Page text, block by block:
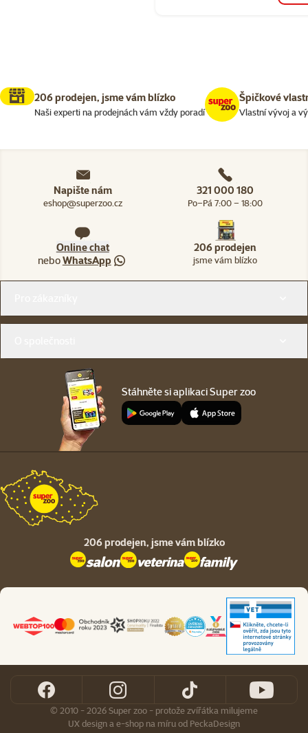
206 prodejen, jsme vám blízko
Naši experti na prodejnách vám vždy poradí
Špičkové
Vlastní vývoj a
Napište nám
eshop@superzoo.cz
321 000 180
Po–Pá 7:00 – 18:00
Online chat
neboWhatsApp
206 prodejen
jsme vám blízko
Stáhněte si aplikaci Super zoo
206 prodejen, jsme vám blízko
© 2010 - 2026 Super zoo - protože zvířátka milujeme
UX designa e-shop na míruod PeckaDesign